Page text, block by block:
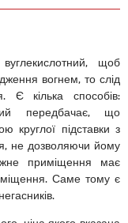
щоб
вогнем, то слід
Є кілька способів:
передбачає, що
круглої підставки з
не дозволяючи йому
приміщення має
Саме тому є